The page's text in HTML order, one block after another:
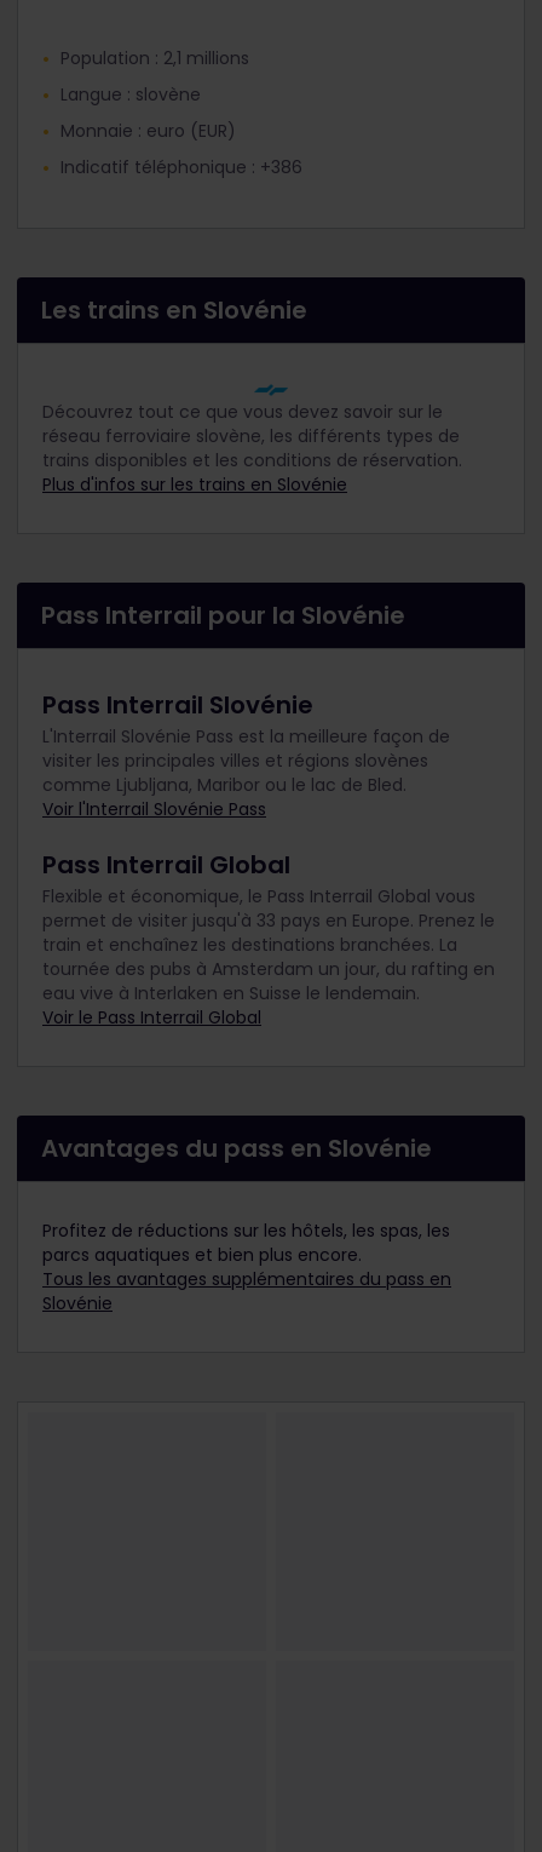
Population : 2,1 millions
Langue : slovène
Monnaie : euro (EUR)
Indicatif téléphonique : +386
Les trains en Slovénie
Découvrez tout ce que vous devez savoir sur le
réseau ferroviaire slovène, les différents types de
trains disponibles et les conditions de réservation.
Plus d'infos sur les trains en Slovénie
Pass Interrail pour la Slovénie
Pass Interrail Slovénie
L'Interrail Slovénie Pass est la meilleure façon de
visiter les principales villes et régions slovènes
comme Ljubljana, Maribor ou le lac de Bled.
Voir l'Interrail Slovénie Pass
Pass Interrail Global
Flexible et économique, le Pass Interrail Global vous
permet de visiter jusqu'à 33 pays en Europe. Prenez le
train et enchaînez les destinations branchées. La
tournée des pubs à Amsterdam un jour, du rafting en
eau vive à Interlaken en Suisse le lendemain.
Voir le Pass Interrail Global
Avantages du pass en Slovénie
Profitez de réductions sur les hôtels, les spas, les
parcs aquatiques et bien plus encore.
Tous les avantages supplémentaires du pass en
Slovénie